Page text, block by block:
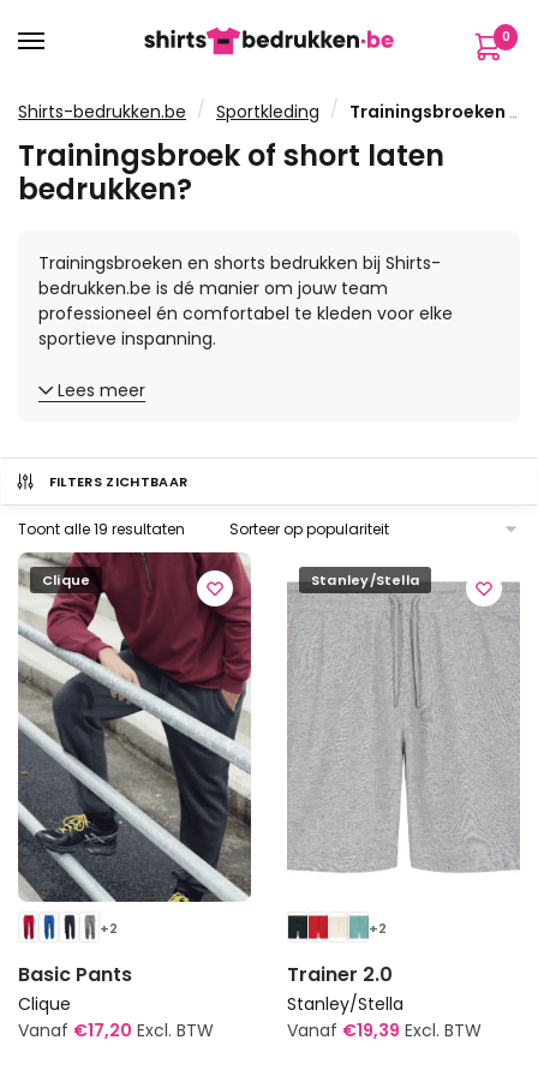
naar
naar
inhoud
0
Shirts-bedrukken.be / Sportkleding / Trainingsbroeken en shorts
Trainingsbroek of short laten
bedrukken?
Trainingsbroeken en shorts bedrukken bij Shirts-
bedrukken.be is dé manier om jouw team
professioneel én comfortabel te kleden voor elke
sportieve inspanning.
Lees meer
FILTERS ZICHTBAAR
Toont alle 19 resultaten Gesorteerd
op
populariteit
Clique
+2
Basic Pants
Clique
Vanaf €17,20 Excl. BTW
Stanley/Stella
+2
Trainer 2.0
Stanley/Stella
Vanaf €19,39 Excl. BTW